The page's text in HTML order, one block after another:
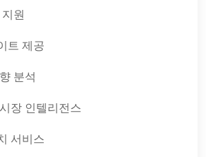
원
트 제공
분석
장 인텔리전스
서비스